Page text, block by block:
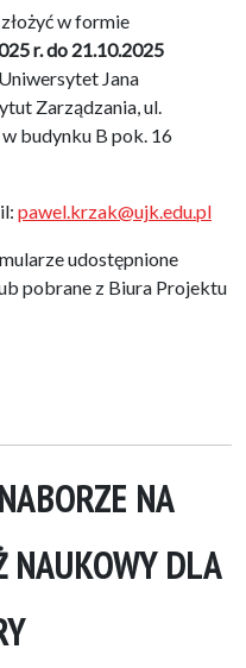
w formie
r. do 21.10.2025
Jana
Zarządzania, ul.
budynku B pok. 16
pawel.krzak@ujk.edu.pl
udostępnione
pobrane z Biura Projektu
NA
NAUKOWY DLA